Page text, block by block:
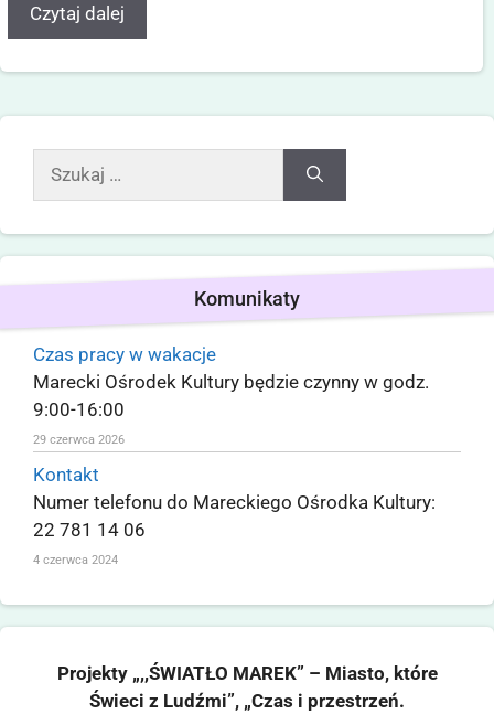
Czytaj dalej
Komunikaty
Czas pracy w wakacje
Marecki Ośrodek Kultury będzie czynny w godz.
9:00-16:00
29 czerwca 2026
Kontakt
Numer telefonu do Mareckiego Ośrodka Kultury:
22 781 14 06
4 czerwca 2024
Projekty „,,ŚWIATŁO MAREK” – Miasto, które
Świeci z Ludźmi”, „Czas i przestrzeń.